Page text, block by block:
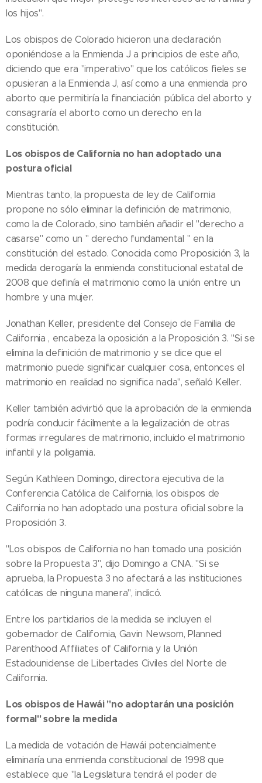
los hijos".
Los obispos de Colorado hicieron una declaración
oponiéndose a la Enmienda J a principios de este año,
diciendo que era "imperativo" que los católicos fieles se
opusieran a la Enmienda J, así como a una enmienda pro
aborto que permitiría la financiación pública del aborto y
consagraría el aborto como un derecho en la
constitución.
Los obispos de California no han adoptado una
postura oficial
Mientras tanto, la propuesta de ley de California
propone no sólo eliminar la definición de matrimonio,
como la de Colorado, sino también añadir el "derecho a
casarse" como un " derecho fundamental " en la
constitución del estado. Conocida como Proposición 3, la
medida derogaría la enmienda constitucional estatal de
2008 que definía el matrimonio como la unión entre un
hombre y una mujer.
Jonathan Keller, presidente del Consejo de Familia de
California , encabeza la oposición a la Proposición 3. "Si se
elimina la definición de matrimonio y se dice que el
matrimonio puede significar cualquier cosa, entonces el
matrimonio en realidad no significa nada", señaló Keller.
Keller también advirtió que la aprobación de la enmienda
podría conducir fácilmente a la legalización de otras
formas irregulares de matrimonio, incluido el matrimonio
infantil y la poligamia.
Según Kathleen Domingo, directora ejecutiva de la
Conferencia Católica de California, los obispos de
California no han adoptado una postura oficial sobre la
Proposición 3.
"Los obispos de California no han tomado una posición
sobre la Propuesta 3", dijo Domingo a CNA. "Si se
aprueba, la Propuesta 3 no afectará a las instituciones
católicas de ninguna manera", indicó.
Entre los partidarios de la medida se incluyen el
gobernador de California, Gavin Newsom, Planned
Parenthood Affiliates of California y la Unión
Estadounidense de Libertades Civiles del Norte de
California.
Los obispos de Hawái "no adoptarán una posición
formal" sobre la medida
La medida de votación de Hawái potencialmente
eliminaría una enmienda constitucional de 1998 que
establece que "la Legislatura tendrá el poder de